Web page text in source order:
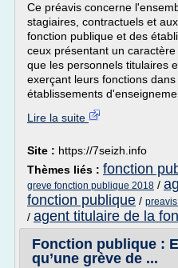
Ce préavis concerne
stagiaires, contractuels et
fonction publique et des
ceux présentant un
que les personnels titulaires
exerçant leurs fonctions
établissements
Lire la suite
Site : https://7seizh.info
Thèmes liés : fonction
greve fonction publique 2018 /
fonction publique /
/ agent titulaire de la
Fonction publique :
qu’une grève de ...